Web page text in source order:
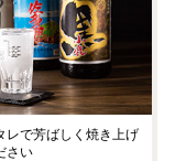
レで芳ばしく焼き上げ
さい